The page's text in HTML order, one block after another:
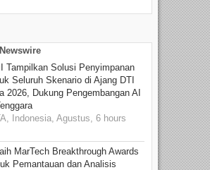
Tampilkan Solusi Penyimpanan
Seluruh Skenario di Ajang DTI
2026, Dukung Pengembangan AI
Indonesia, Agustus, 6 hours
MarTech Breakthrough Awards
Pemantauan dan Analisis